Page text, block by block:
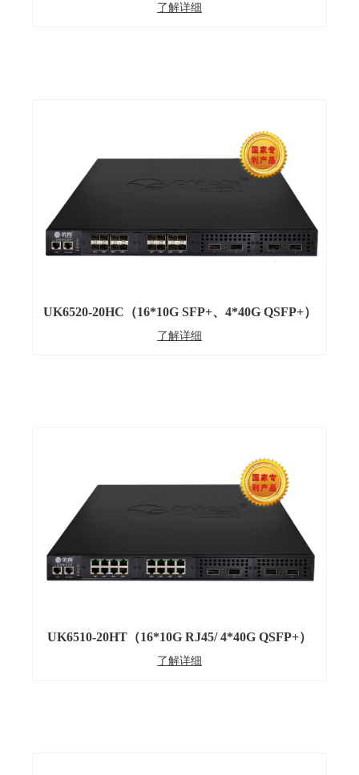
了解详细
UK6520-20HC（16*10G SFP+、4*40G QSFP+）
了解详细
UK6510-20HT（16*10G RJ45/ 4*40G QSFP+）
了解详细